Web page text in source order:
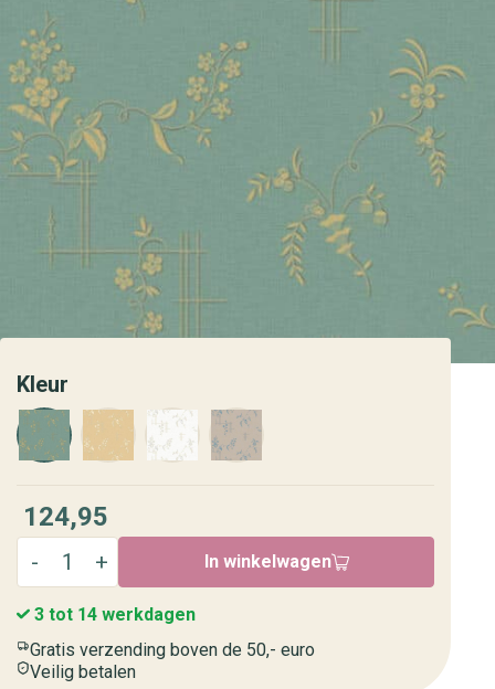
Kleur
124,95
In winkelwagen
3 tot 14 werkdagen
Gratis verzending boven de 50,- euro
Veilig betalen